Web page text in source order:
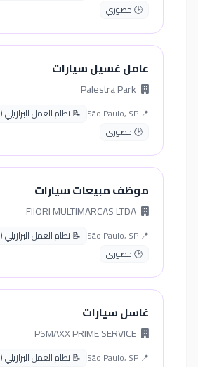
🕒 حضوري
عامل غسيل سيارات
📍 São Paulo, SP
📝 نظام العمل البرازيلي (CLT)
🕒 حضوري
موظف مبيعات سيارات
📍 São Paulo, SP
📝 نظام العمل البرازيلي (CLT)
🕒 حضوري
غاسل سيارات
📍 São Paulo, SP
📝 نظام العمل البرازيلي (CLT)